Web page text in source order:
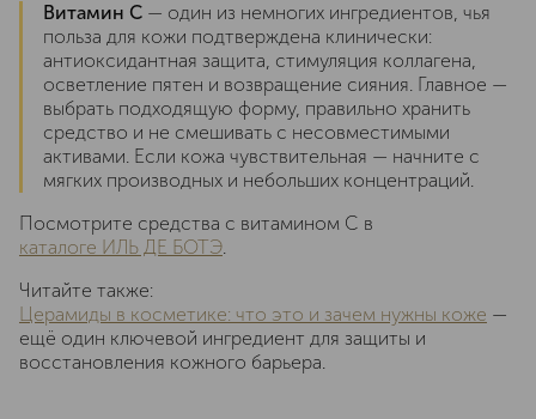
Витамин C— один из немногих ингредиентов, чья
польза для кожи подтверждена клинически:
антиоксидантная защита, стимуляция коллагена,
осветление пятен и возвращение сияния. Главное —
выбрать подходящую форму, правильно хранить
средство и не смешивать с несовместимыми
активами. Если кожа чувствительная — начните с
мягких производных и небольших концентраций.
Посмотрите средства с витамином C в
каталоге ИЛЬ ДЕ БОТЭ.
Читайте также:
Церамиды в косметике: что это и зачем нужны коже —
ещё один ключевой ингредиент для защиты и
восстановления кожного барьера.